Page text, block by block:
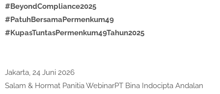
#BeyondCompliance2025
#PatuhBersamaPermenkum49
#KupasTuntasPermenkum49Tahun2025
Jakarta, 24 Juni 2026
Salam & Hormat Panitia WebinarPT Bina Indocipta Andalan